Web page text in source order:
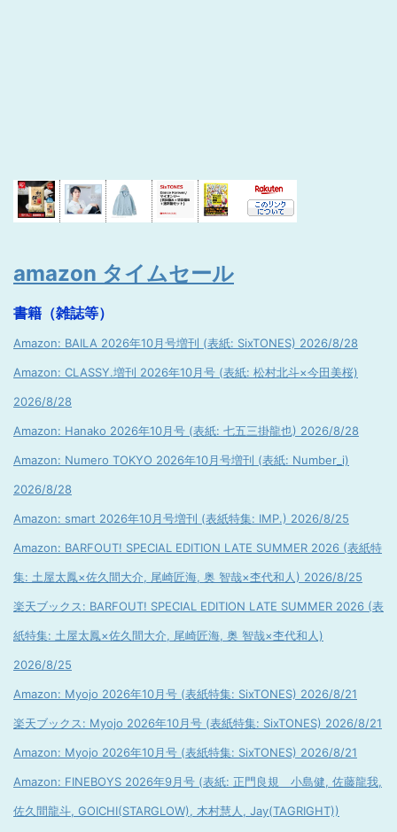
amazon タイムセール
書籍（雑誌等）
Amazon: BAILA 2026年10月号増刊 (表紙: SixTONES) 2026/8/28
Amazon: CLASSY.増刊 2026年10月号 (表紙: 松村北斗×今田美桜)
2026/8/28
Amazon: Hanako 2026年10月号 (表紙: 七五三掛龍也) 2026/8/28
Amazon: Numero TOKYO 2026年10月号増刊 (表紙: Number_i)
2026/8/28
Amazon: smart 2026年10月号増刊 (表紙特集: IMP.) 2026/8/25
Amazon: BARFOUT! SPECIAL EDITION LATE SUMMER 2026 (表紙特
集: 土屋太鳳×佐久間大介, 尾崎匠海, 奥 智哉×杢代和人) 2026/8/25
楽天ブックス: BARFOUT! SPECIAL EDITION LATE SUMMER 2026 (表
紙特集: 土屋太鳳×佐久間大介, 尾崎匠海, 奥 智哉×杢代和人)
2026/8/25
Amazon: Myojo 2026年10月号 (表紙特集: SixTONES) 2026/8/21
楽天ブックス: Myojo 2026年10月号 (表紙特集: SixTONES) 2026/8/21
Amazon: Myojo 2026年10月号 (表紙特集: SixTONES) 2026/8/21
Amazon: FINEBOYS 2026年9月号 (表紙: 正門良規 小島健, 佐藤龍我,
佐久間龍斗, GOICHI(STARGLOW), 木村慧人, Jay(TAGRIGHT))